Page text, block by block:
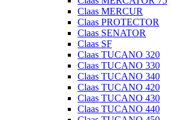
Claas MERCUR
Claas PROTECTOR
Claas SENATOR
Claas SF
Claas TUCANO 320
Claas TUCANO 330
Claas TUCANO 340
Claas TUCANO 420
Claas TUCANO 430
Claas TUCANO 440